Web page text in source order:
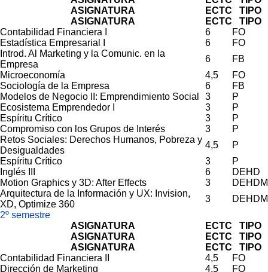
ASIGNATURA
ECTC
TIPO
ASIGNATURA
ECTC
TIPO
Contabilidad Financiera I
6
FO
Estadística Empresarial I
6
FO
Introd. Al Marketing y la Comunic. en la
Empresa
6
FB
Microeconomía
4,5
FO
Sociología de la Empresa
6
FB
Modelos de Negocio II: Emprendimiento Social
3
P
Ecosistema Emprendedor I
3
P
Espíritu Crítico
3
P
Compromiso con los Grupos de Interés
3
P
Retos Sociales: Derechos Humanos, Pobreza y
Desigualdades
4,5
P
Espíritu Crítico
3
P
Inglés III
6
DEHD
Motion Graphics y 3D: After Effects
3
DEHDM
Arquitectura de la Información y UX: Invision,
XD, Optimize 360
3
DEHDM
2º semestre
ASIGNATURA
ECTC
TIPO
ASIGNATURA
ECTC
TIPO
ASIGNATURA
ECTC
TIPO
Contabilidad Financiera II
4,5
FO
Dirección de Marketing
4,5
FO